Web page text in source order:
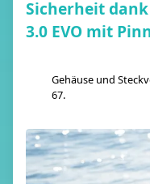
Sicherheit
3.0 EVO mit
Gehäuse und
67.